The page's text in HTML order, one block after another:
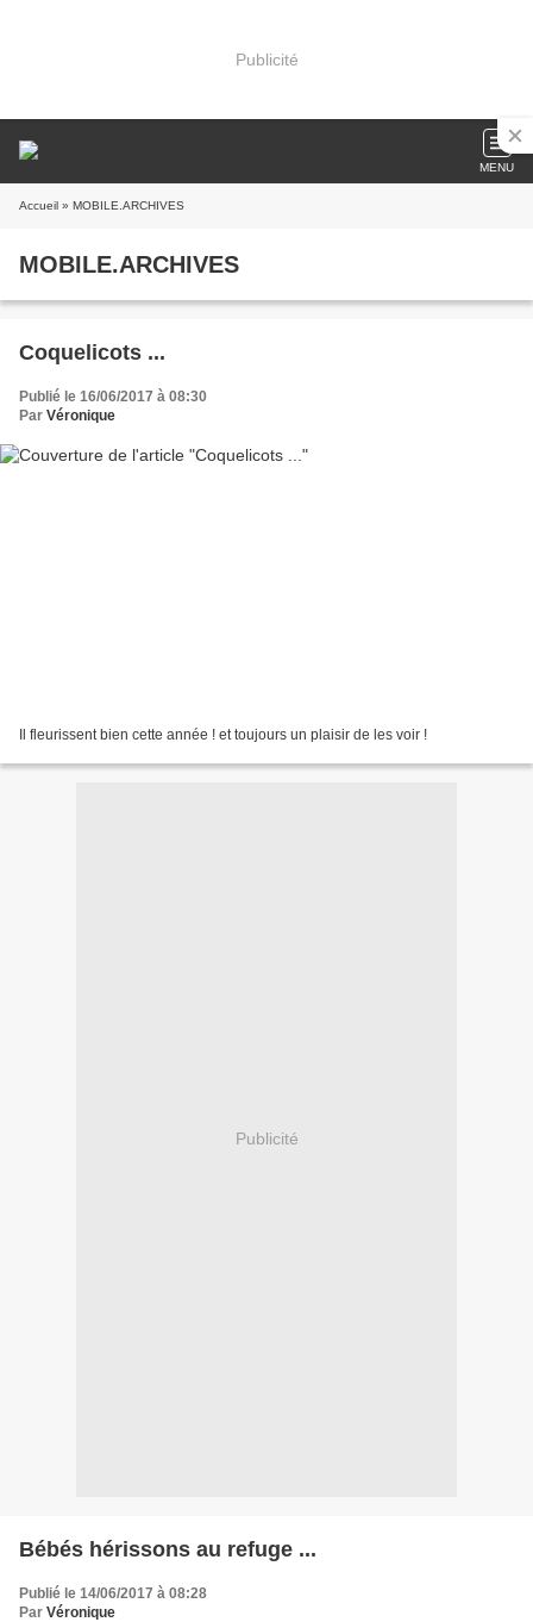
Publicité
MENU
Accueil » MOBILE.ARCHIVES
MOBILE.ARCHIVES
Coquelicots ...
Publié le 16/06/2017 à 08:30
Par Véronique
Il fleurissent bien cette année ! et toujours un plaisir de les voir !
Publicité
Bébés hérissons au refuge ...
Publié le 14/06/2017 à 08:28
Par Véronique